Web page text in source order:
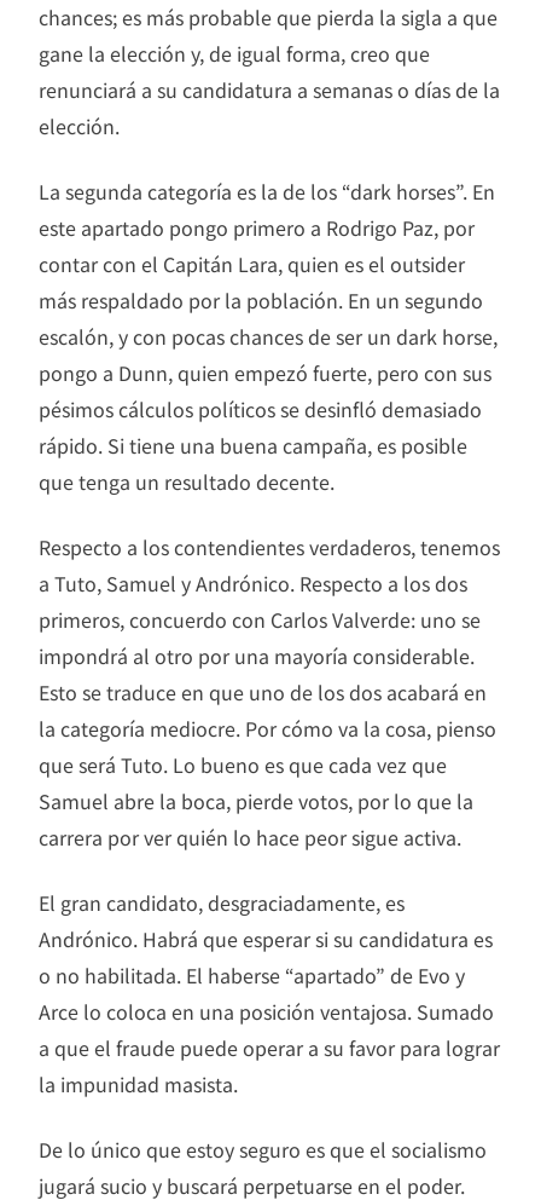
chances; es más probable que pierda la sigla a que
gane la elección y, de igual forma, creo que
renunciará a su candidatura a semanas o días de la
elección.
La segunda categoría es la de los “dark horses”. En
este apartado pongo primero a Rodrigo Paz, por
contar con el Capitán Lara, quien es el outsider
más respaldado por la población. En un segundo
escalón, y con pocas chances de ser un dark horse,
pongo a Dunn, quien empezó fuerte, pero con sus
pésimos cálculos políticos se desinfló demasiado
rápido. Si tiene una buena campaña, es posible
que tenga un resultado decente.
Respecto a los contendientes verdaderos, tenemos
a Tuto, Samuel y Andrónico. Respecto a los dos
primeros, concuerdo con Carlos Valverde: uno se
impondrá al otro por una mayoría considerable.
Esto se traduce en que uno de los dos acabará en
la categoría mediocre. Por cómo va la cosa, pienso
que será Tuto. Lo bueno es que cada vez que
Samuel abre la boca, pierde votos, por lo que la
carrera por ver quién lo hace peor sigue activa.
El gran candidato, desgraciadamente, es
Andrónico. Habrá que esperar si su candidatura es
o no habilitada. El haberse “apartado” de Evo y
Arce lo coloca en una posición ventajosa. Sumado
a que el fraude puede operar a su favor para lograr
la impunidad masista.
De lo único que estoy seguro es que el socialismo
jugará sucio y buscará perpetuarse en el poder.